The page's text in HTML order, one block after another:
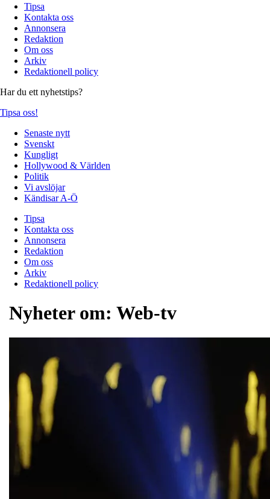
Tipsa
Kontakta oss
Annonsera
Redaktion
Om oss
Arkiv
Redaktionell policy
Har du ett nyhetstips?
Tipsa oss!
Senaste nytt
Svenskt
Kungligt
Hollywood & Världen
Politik
Vi avslöjar
Kändisar A-Ö
Tipsa
Kontakta oss
Annonsera
Redaktion
Om oss
Arkiv
Redaktionell policy
Nyheter om: Web-tv